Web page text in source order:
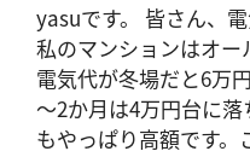
yasuです。 皆さん、
私のマンションはオ
電気代が冬場だと6万
～2か月は4万円台に
もやっぱり高額です